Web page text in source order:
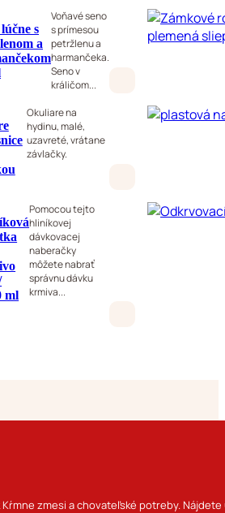
s
a
Voňavé seno
s prímesou
petržlenu a
harmančeka.
Seno v
králičom...
Okuliare na
hydinu, malé,
uzavreté, vrátane
závlačky.
ml
Pomocou tejto
hliníkovej
dávkovacej
naberačky
môžete nabrať
správnu dávku
krmiva...
zmesi a chovateľské potreby.